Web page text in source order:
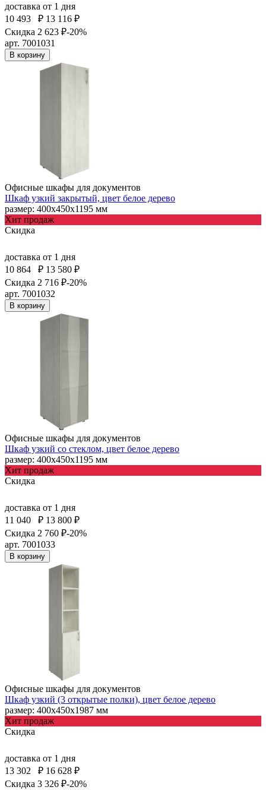
доставка от 1 дня
10 493
₽ 13 116 ₽
Скидка 2 623 ₽-20%
арт. 7001031
В корзину
Офисные шкафы для документов
Шкаф узкий закрытый, цвет белое дерево
размер: 400х450х1195 мм
Хит продаж
Скидка
доставка от 1 дня
10 864
₽ 13 580 ₽
Скидка 2 716 ₽-20%
арт. 7001032
В корзину
Офисные шкафы для документов
Шкаф узкий со стеклом, цвет белое дерево
размер: 400х450х1195 мм
Хит продаж
Скидка
доставка от 1 дня
11 040
₽ 13 800 ₽
Скидка 2 760 ₽-20%
арт. 7001033
В корзину
Офисные шкафы для документов
Шкаф узкий (3 открытые полки), цвет белое дерево
размер: 400х450х1987 мм
Хит продаж
Скидка
доставка от 1 дня
13 302
₽ 16 628 ₽
Скидка 3 326 ₽-20%